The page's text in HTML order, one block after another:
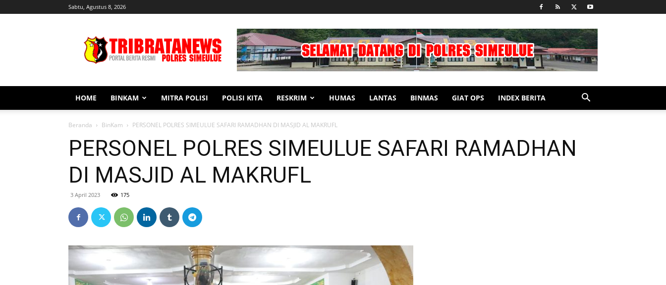
Sabtu, Agustus 8, 2026
Simeulue
HOME BINKAM MITRA POLISI POLISI KITA RESKRIM HUMAS LANTAS BINMAS GIAT OPS INDEX BERITA
Beranda BinKam PERSONEL POLRES SIMEULUE SAFARI RAMADHAN DI MASJID AL MAKRUFL
PERSONEL POLRES SIMEULUE SAFARI RAMADHAN
DI MASJID AL MAKRUFL
3 April 2023 175